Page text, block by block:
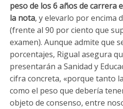
pesode los6 añosdecarrera
la nota, y elevarlo por encima
(frente al 90 por ciento que
examen). Aunque admite que
porcentajes, Rigual asegura
presentarán a Sanidad y
cifra concreta, «porque tanto
como el peso que debería
objeto de consenso, entre